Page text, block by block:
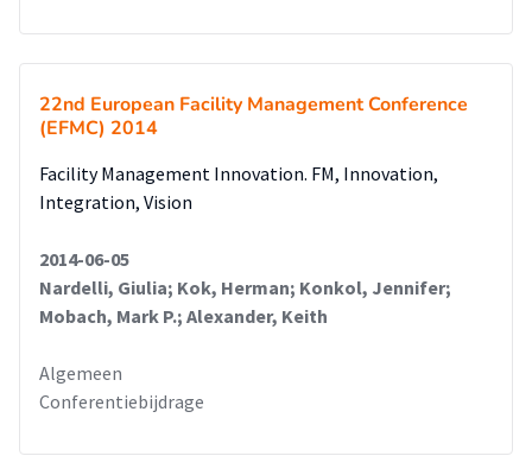
22nd European Facility Management Conference
(EFMC) 2014
Facility Management Innovation. FM, Innovation,
Integration, Vision
2014-06-05
Nardelli, Giulia; Kok, Herman; Konkol, Jennifer;
Mobach, Mark P.; Alexander, Keith
Algemeen
Conferentiebijdrage